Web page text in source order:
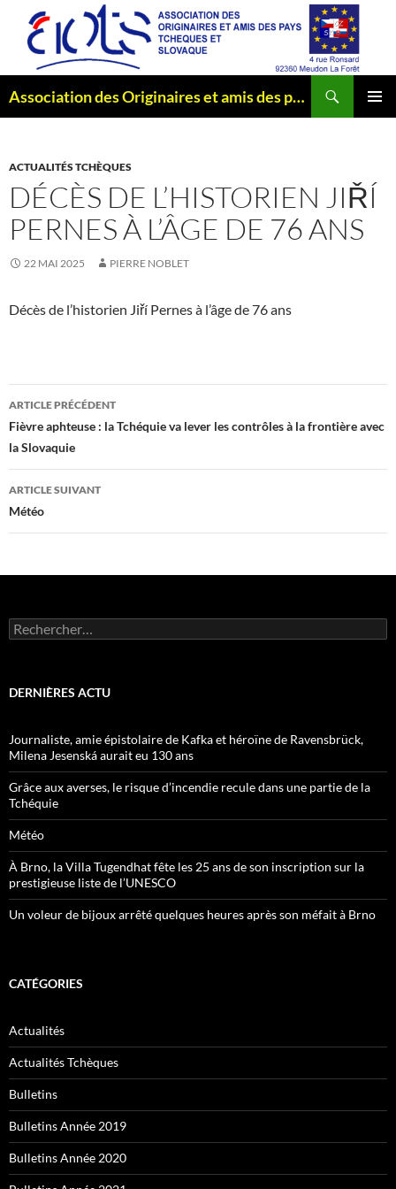
contenu
Association des Originaires et amis des pays Tchèques et Slovaque
ACTUALITÉS TCHÈQUES
DÉCÈS DE L’HISTORIEN JIŘÍ
PERNES À L’ÂGE DE 76 ANS
22 MAI 2025 PIERRE NOBLET
Décès de l’historien Jiří Pernes à l’âge de 76 ans
Navigation
des
articles
ARTICLE PRÉCÉDENT
Fièvre aphteuse : la Tchéquie va lever les contrôles à la frontière avec
la Slovaquie
ARTICLE SUIVANT
Météo
Rechercher :
DERNIÈRES ACTU
Journaliste, amie épistolaire de Kafka et héroïne de Ravensbrück,
Milena Jesenská aurait eu 130 ans
Grâce aux averses, le risque d’incendie recule dans une partie de la
Tchéquie
Météo
À Brno, la Villa Tugendhat fête les 25 ans de son inscription sur la
prestigieuse liste de l’UNESCO
Un voleur de bijoux arrêté quelques heures après son méfait à Brno
CATÉGORIES
Actualités
Actualités Tchèques
Bulletins
Bulletins Année 2019
Bulletins Année 2020